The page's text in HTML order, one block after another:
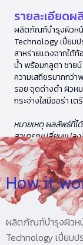
รายละเอียด
ผลิตภัณฑ์บำรุงผิวหน้
Technology เปี่ยม
สาหร่ายแดงจากใต้ท้
น้ำ พร้อมกลูตา ชาย
ความเสถียรมากกว่
รอย จุดด่างดำ ผิวห
กระจ่างใสมีออร่า เ
หมายเหตุ ผลลัพธ์ที่ไ
สามารถเปลี่ยนแปล
How it
ผลิตภัณฑ์บำรุงผิวหน้
Technology เปี่ยม